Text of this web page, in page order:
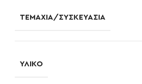
ΤΕΜΆΧΙΑ/ΣΥΣΚΕΥΑΣΊΑ
ΥΛΙΚΌ